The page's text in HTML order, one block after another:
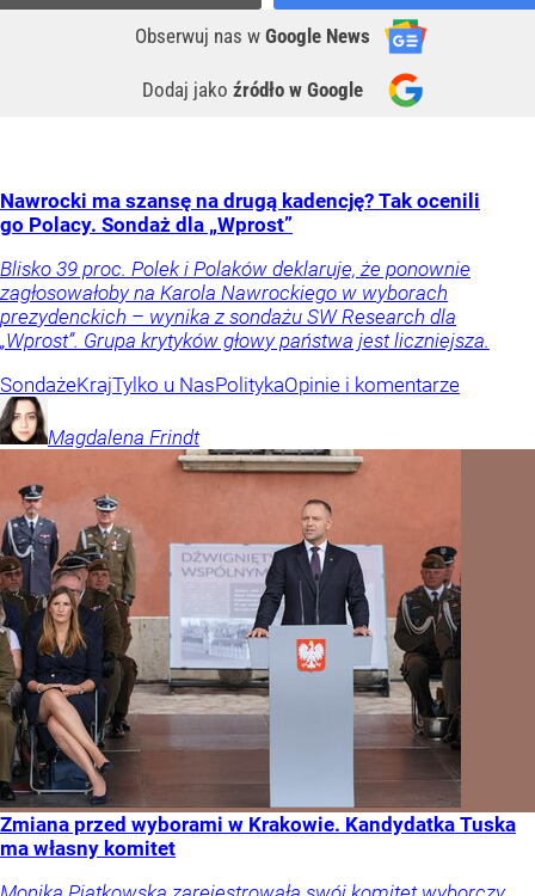
Obserwuj nas w Google News
Dodaj jako źródło w Google
Nawrocki ma szansę na drugą kadencję? Tak ocenili
go Polacy. Sondaż dla „Wprost”
Blisko 39 proc. Polek i Polaków deklaruje, że ponownie
zagłosowałoby na Karola Nawrockiego w wyborach
prezydenckich – wynika z sondażu SW Research dla
„Wprost”. Grupa krytyków głowy państwa jest liczniejsza.
SondażeKrajTylko u NasPolitykaOpinie i komentarze
Magdalena Frindt
Zmiana przed wyborami w Krakowie. Kandydatka Tuska
ma własny komitet